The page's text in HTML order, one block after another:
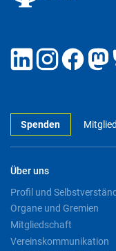
Spenden
Über uns
Profil und
Organe und Gremien
Mitgliedschaft
Vereinskommunikation